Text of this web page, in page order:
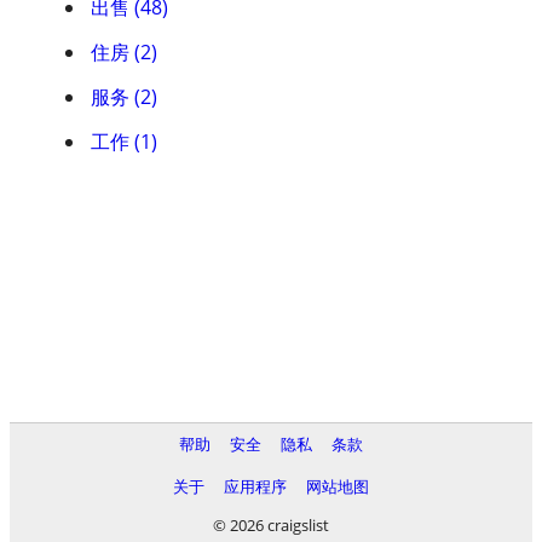
出售 (48)
住房 (2)
服务 (2)
工作 (1)
帮助 安全 隐私
条款
关于
应用程序
网站地图
© 2026 craigslist